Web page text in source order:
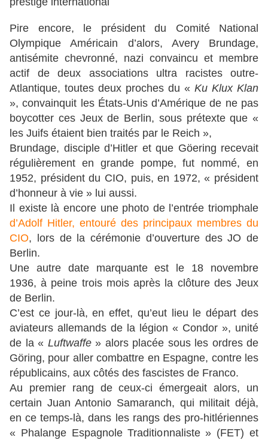
Pire encore, le président du Comité National
Olympique Américain d’alors, Avery Brundage,
antisémite chevronné, nazi convaincu et membre
actif de deux associations ultra racistes outre-
Atlantique, toutes deux proches du « Ku Klux Klan
», convainquit les États-Unis d’Amérique de ne pas
boycotter ces Jeux de Berlin, sous prétexte que «
les Juifs étaient bien traités par le Reich »,
Brundage, disciple d’Hitler et que Göering recevait
régulièrement en grande pompe, fut nommé, en
1952, président du CIO, puis, en 1972, « président
d’honneur à vie » lui aussi.
Il existe là encore une photo de l’entrée triomphale
d’Adolf Hitler, entouré des principaux membres du
CIO, lors de la cérémonie d’ouverture des JO de
Berlin.
Une autre date marquante est le 18 novembre
1936, à peine trois mois après la clôture des Jeux
de Berlin.
C’est ce jour-là, en effet, qu’eut lieu le départ des
aviateurs allemands de la légion « Condor », unité
de la « Luftwaffe» alors placée sous les ordres de
Göring, pour aller combattre en Espagne, contre les
républicains, aux côtés des fascistes de Franco.
Au premier rang de ceux-ci émergeait alors, un
certain Juan Antonio Samaranch, qui militait déjà,
en ce temps-là, dans les rangs des pro-hitlériennes
« Phalange Espagnole Traditionnaliste » (FET) et